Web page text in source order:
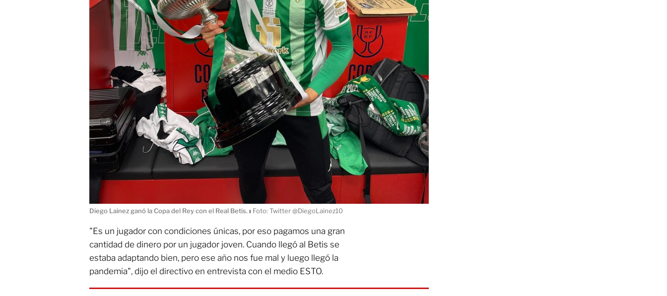
Diego Lainez ganó la Copa del Rey con el Real Betis. ı Foto: Twitter @DiegoLainez10
"Es un jugador con condiciones únicas, por eso pagamos una gran
cantidad de dinero por un jugador joven. Cuando llegó al Betis se
estaba adaptando bien, pero ese año nos fue mal y luego llegó la
pandemia", dijo el directivo en entrevista con el medio ESTO.